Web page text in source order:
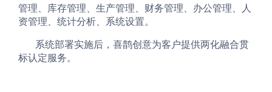
管理、库存管理、生产管理、财务管理、办公管理、人
资管理、统计分析、系统设置。
标认定服务。